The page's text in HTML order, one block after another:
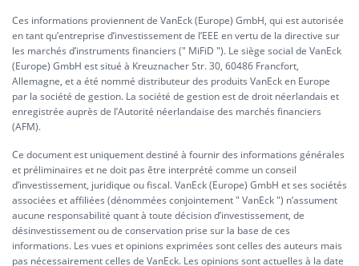
Ces informations proviennent de VanEck (Europe) GmbH, qui est autorisée
en tant qu’entreprise d’investissement de l’EEE en vertu de la directive sur
les marchés d’instruments financiers (" MiFiD "). Le siège social de VanEck
(Europe) GmbH est situé à Kreuznacher Str. 30, 60486 Francfort,
Allemagne, et a été nommé distributeur des produits VanEck en Europe
par la société de gestion. La société de gestion est de droit néerlandais et
enregistrée auprès de l’Autorité néerlandaise des marchés financiers
(AFM).
Ce document est uniquement destiné à fournir des informations générales
et préliminaires et ne doit pas être interprété comme un conseil
d’investissement, juridique ou fiscal. VanEck (Europe) GmbH et ses sociétés
associées et affiliées (dénommées conjointement " VanEck ") n’assument
aucune responsabilité quant à toute décision d’investissement, de
désinvestissement ou de conservation prise sur la base de ces
informations. Les vues et opinions exprimées sont celles des auteurs mais
pas nécessairement celles de VanEck. Les opinions sont actuelles à la date